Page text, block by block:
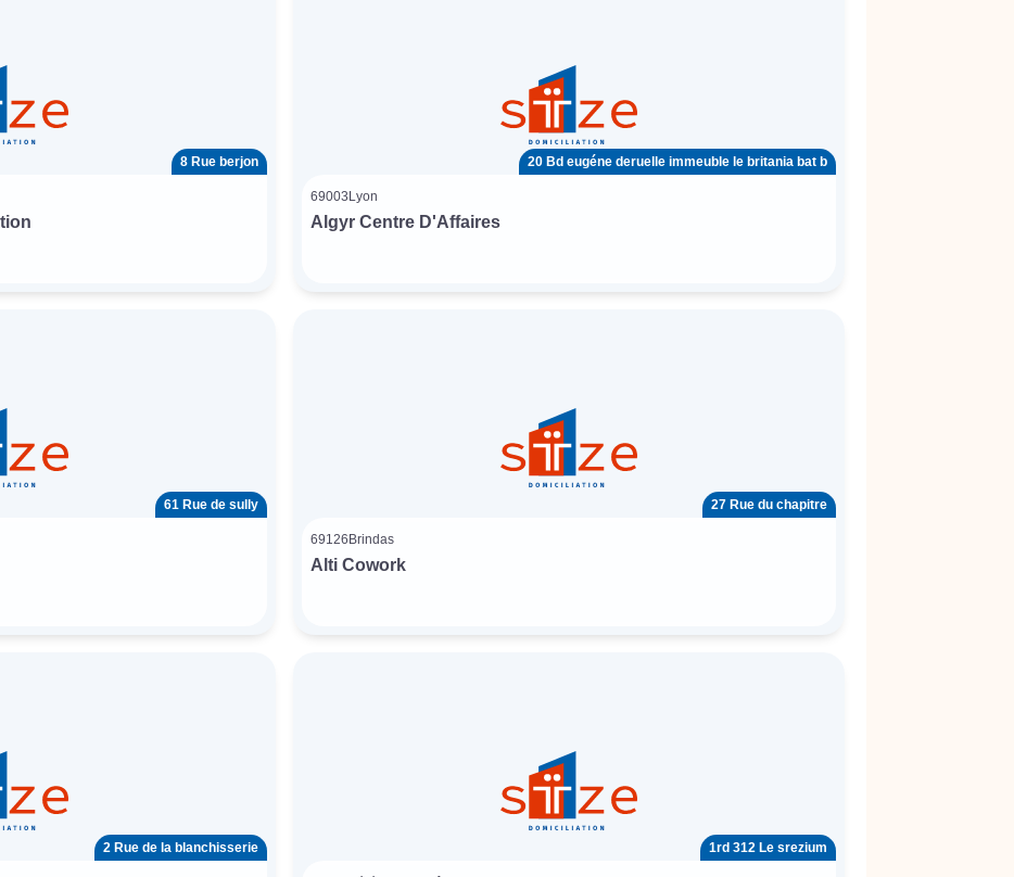
8 Rue berjon 20 Bd eugéne deruelle immeuble le britania bat b
69003 Lyon
Algyr Centre D'Affaires
61 Rue de sully 27 Rue du chapitre
69126 Brindas
Alti Cowork
2 Rue de la blanchisserie 1rd 312 Le srezium